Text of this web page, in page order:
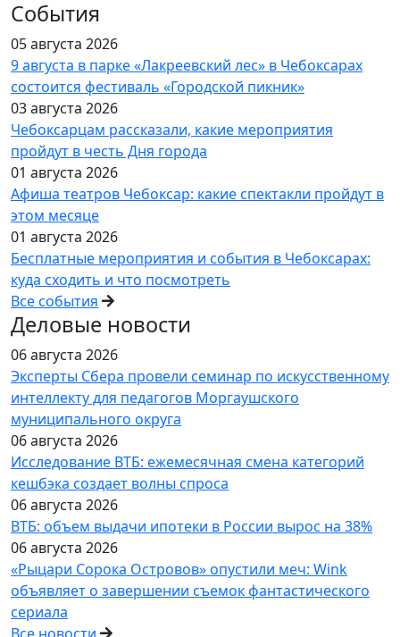
События
05 августа 2026
9 августа в парке «Лакреевский лес» в Чебоксарах
состоится фестиваль «Городской пикник»
03 августа 2026
Чебоксарцам рассказали, какие мероприятия
пройдут в честь Дня города
01 августа 2026
Афиша театров Чебоксар: какие спектакли пройдут в
этом месяце
01 августа 2026
Бесплатные мероприятия и события в Чебоксарах:
куда сходить и что посмотреть
Все события
Деловые новости
06 августа 2026
Эксперты Сбера провели семинар по искусственному
интеллекту для педагогов Моргаушского
муниципального округа
06 августа 2026
Исследование ВТБ: ежемесячная смена категорий
кешбэка создает волны спроса
06 августа 2026
ВТБ: объем выдачи ипотеки в России вырос на 38%
06 августа 2026
«Рыцари Сорока Островов» опустили меч: Wink
объявляет о завершении съемок фантастического
сериала